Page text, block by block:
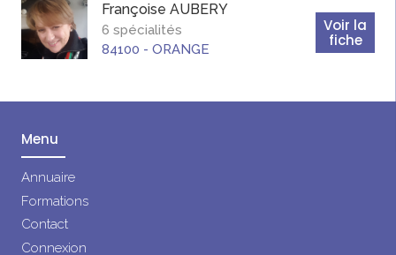
Françoise AUBERY
6 spécialités
84100 - ORANGE
Voir la
fiche
Menu
Annuaire
Formations
Contact
Connexion